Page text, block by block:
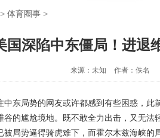
> 体育圈事 >
国深陷中东僵局！进退
来源：未知 作者：佚名
中东局势的网友或许都感到有些困惑，此
谷的尴尬境地。既不敢全力出击，又无法
被局势逼得骑虎难下，而霍尔木兹海峡的